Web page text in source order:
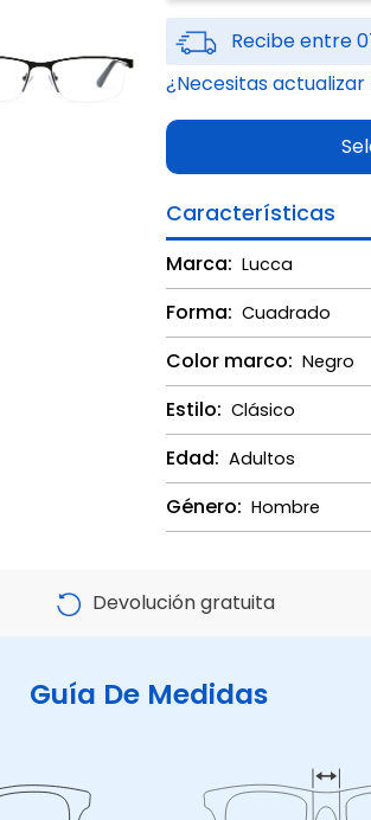
Recibe entre
¿Necesitas
Características
Marca: Lucca
Forma: Cuadrado
Color marco: Negro
Estilo: Clásico
Edad: Adultos
Género: Hombre
Devolución gratuita
Guía De Medidas